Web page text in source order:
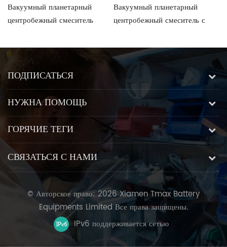
Вакуумный планетарный
центробежный смеситель
контейнерами и
фиксированным
передаточным числом
Вакуумный планетарный
центробежный смеситель с
с фиксированным
соотношением скоростей
с
ПОДПИСАТЬСЯ
НУЖНА ПОМОЩЬ
ГОРЯЧИЕ ТЕГИ
СВЯЗАТЬСЯ С НАМИ
© Авторское право: 2026 Xiamen Tmax Battery
Equipments Limited Все права защищены.
IPv6 поддерживается сетью